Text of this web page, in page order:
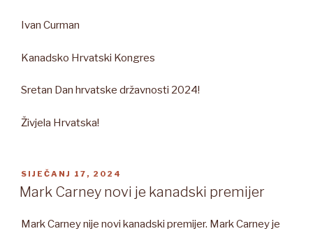
Ivan Curman
Kanadsko Hrvatski Kongres
Sretan Dan hrvatske državnosti 2024!
Živjela Hrvatska!
OBJAVLJENO
SIJEČANJ 17, 2024
Mark Carney novi je kanadski premijer
Mark Carney nije novi kanadski premijer. Mark Carney je